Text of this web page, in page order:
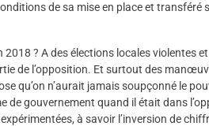
de sa mise en place et
? A des élections locales violentes
de l’opposition. Et surtout des
qu’on n’aurait jamais soupçonné le
de gouvernement quand il était dans
à savoir l’inversion de